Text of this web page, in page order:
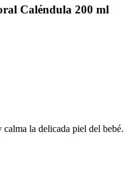
Caléndula 200 ml
la delicada piel del bebé.